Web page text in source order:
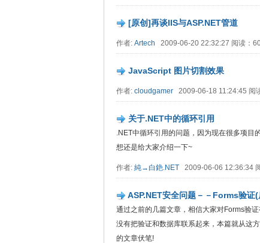
[原创]再谈IIS与ASP.NET管道
作者: Artech 2009-06-20 22:32:27 阅读：
JavaScript 图片切割效果
作者: cloudgamer 2009-06-18 11:24:45 阅
关于.NET中的循环引用
.NET中循环引用的问题，因为现在很多项目
想还是给大家介绍一下~
作者: 純→白銫.NET 2009-06-06 12:36:34
ASP.NET安全问题－－Forms验证
通过之前的几篇文章，相信大家对Forms验
没有把验证和数据库联系起来，本篇就从这
的文章伏笔!